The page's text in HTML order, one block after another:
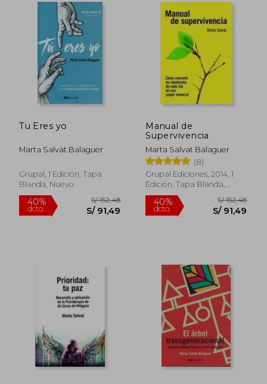
dinámicas familiares influyen en nuestra
vida y cómo liberarnos de patrones
heredados.
Tu Eres yo
Marta Salvat Balaguer
Grupal, 1 Edición, Tapa
Blanda, Nuevo
Manual de
Supervivencia
Marta Salvat Balaguer
(8)
Grupal Ediciones, 2014, 1
Edición, Tapa Blanda,
Nuevo
40%
dcto.